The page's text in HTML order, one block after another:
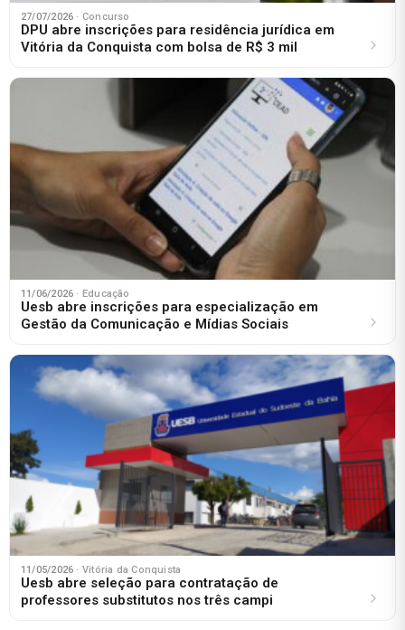
27/07/2026 · Concurso
DPU abre inscrições para residência jurídica em
Vitória da Conquista com bolsa de R$ 3 mil
11/06/2026 · Educação
Uesb abre inscrições para especialização em
Gestão da Comunicação e Mídias Sociais
11/05/2026 · Vitória da Conquista
Uesb abre seleção para contratação de
professores substitutos nos três campi